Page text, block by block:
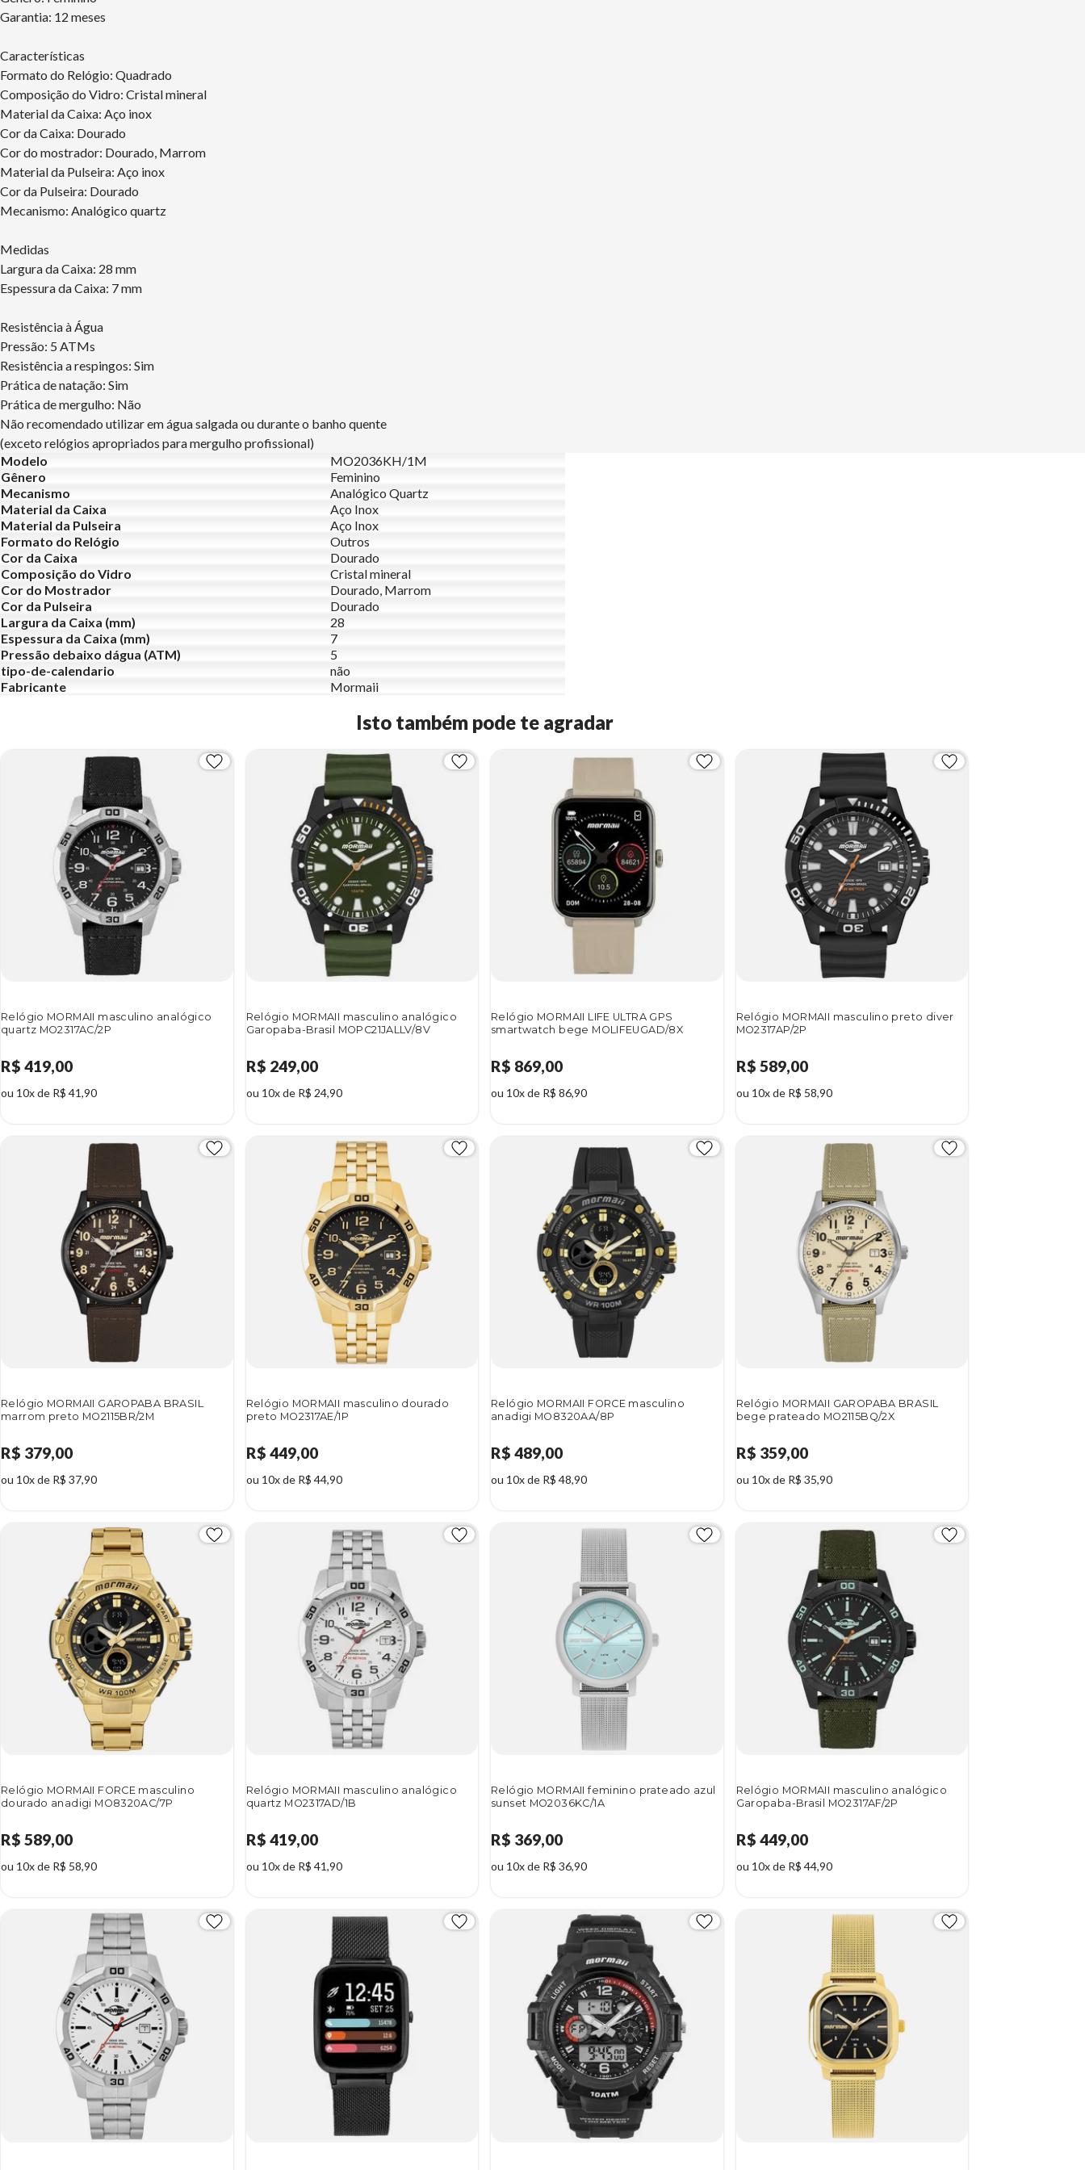
Garantia: 12 meses
Características
Formato do Relógio: Quadrado
Composição do Vidro: Cristal mineral
Material da Caixa: Aço inox
Cor da Caixa: Dourado
Cor do mostrador: Dourado, Marrom
Material da Pulseira: Aço inox
Cor da Pulseira: Dourado
Mecanismo: Analógico quartz
Medidas
Largura da Caixa: 28 mm
Espessura da Caixa: 7 mm
Resistência à Água
Pressão: 5 ATMs
Resistência a respingos: Sim
Prática de natação: Sim
Prática de mergulho: Não
Não recomendado utilizar em água salgada ou durante o banho quente
(exceto relógios apropriados para mergulho profissional)
Modelo
MO2036KH/1M
Gênero
Feminino
Mecanismo
Analógico Quartz
Material da Caixa
Aço Inox
Material da Pulseira
Aço Inox
Formato do Relógio
Outros
Cor da Caixa
Dourado
Composição do Vidro
Cristal mineral
Cor do Mostrador
Dourado, Marrom
Cor da Pulseira
Dourado
Largura da Caixa (mm)
28
Espessura da Caixa (mm)
7
Pressão debaixo dágua (ATM)
5
tipo-de-calendario
não
Fabricante
Mormaii
Isto também pode te agradar
Relógio MORMAII masculino analógico
quartz MO2317AC/2P
R$ 419,00
ou 10x de R$ 41,90
Relógio MORMAII masculino analógico
Garopaba-Brasil MOPC21JALLV/8V
R$ 249,00
ou 10x de R$ 24,90
Relógio MORMAII LIFE ULTRA GPS
smartwatch bege MOLIFEUGAD/8X
R$ 869,00
ou 10x de R$ 86,90
Relógio MORMAII masculino preto diver
MO2317AP/2P
R$ 589,00
ou 10x de R$ 58,90
Relógio MORMAII GAROPABA BRASIL
marrom preto MO2115BR/2M
R$ 379,00
ou 10x de R$ 37,90
Relógio MORMAII masculino dourado
preto MO2317AE/1P
R$ 449,00
ou 10x de R$ 44,90
Relógio MORMAII FORCE masculino
anadigi MO8320AA/8P
R$ 489,00
ou 10x de R$ 48,90
Relógio MORMAII GAROPABA BRASIL
bege prateado MO2115BQ/2X
R$ 359,00
ou 10x de R$ 35,90
Relógio MORMAII FORCE masculino
dourado anadigi MO8320AC/7P
R$ 589,00
ou 10x de R$ 58,90
Relógio MORMAII masculino analógico
quartz MO2317AD/1B
R$ 419,00
ou 10x de R$ 41,90
Relógio MORMAII feminino prateado azul
sunset MO2036KC/1A
R$ 369,00
ou 10x de R$ 36,90
Relógio MORMAII masculino analógico
Garopaba-Brasil MO2317AF/2P
R$ 449,00
ou 10x de R$ 44,90